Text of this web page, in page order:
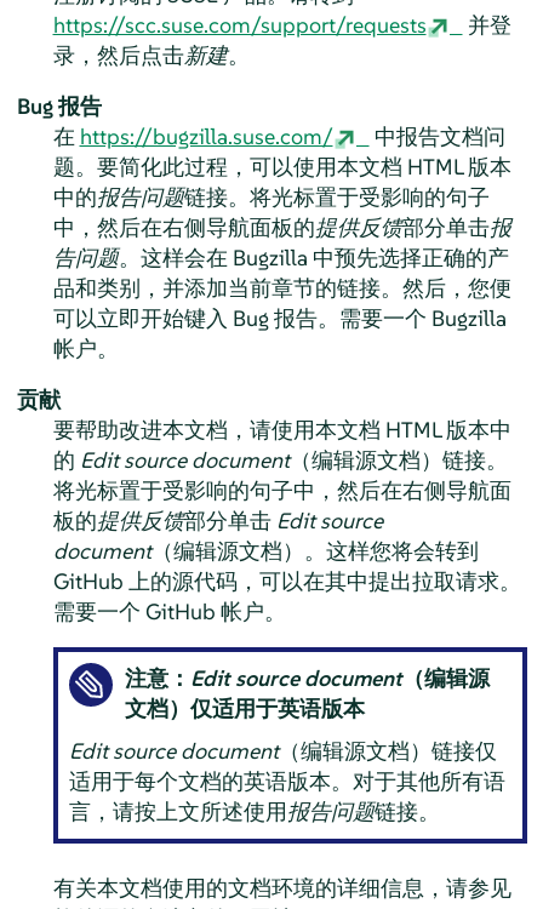
https://scc.suse.com/support/requests
并登
录，然后点击新建。
Bug 报告
在 https://bugzilla.suse.com/
中报告文档问
题。要简化此过程，可以使用本文档 HTML 版本
中的报告问题链接。将光标置于受影响的句子
中，然后在右侧导航面板的提供反馈部分单击报
告问题。这样会在 Bugzilla 中预先选择正确的产
品和类别，并添加当前章节的链接。然后，您便
可以立即开始键入 Bug 报告。需要一个 Bugzilla
帐户。
贡献
要帮助改进本文档，请使用本文档 HTML 版本中
的 Edit source document（编辑源文档）链接。
将光标置于受影响的句子中，然后在右侧导航面
板的提供反馈部分单击 Edit source
document（编辑源文档）。这样您将会转到
GitHub 上的源代码，可以在其中提出拉取请求。
需要一个 GitHub 帐户。
注意： Edit source document（编辑源
文档）仅适用于英语版本
Edit source document（编辑源文档）链接仅
适用于每个文档的英语版本。对于其他所有语
言，请按上文所述使用报告问题链接。
有关本文档使用的文档环境的详细信息，请参见